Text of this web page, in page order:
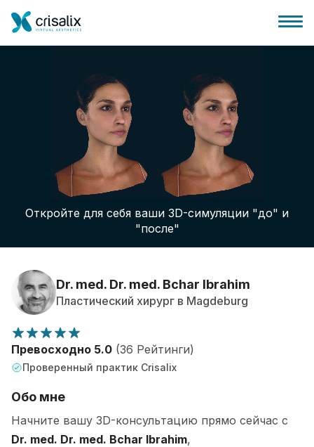
Главная хирурга
Бизнес Платформа
Планы
Откройте для себя ваши 3D-симуляции "до" и
"после"
Dr. med. Dr. med. Bchar Ibrahim
Пластический хирург в Magdeburg
Превосходно 5.0 (36 Рейтинги)
Проверенный практик Crisalix
Обо мне
Начните вашу 3D-консультацию прямо сейчас с
Dr. med. Dr. med. Bchar Ibrahim,